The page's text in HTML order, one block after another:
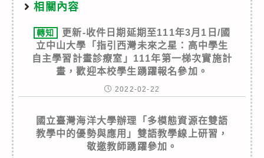
相關內容
轉知
更新-收件日期延期至111年3月1日/國
立中山大學「指引西灣未來之星：高中學生
自主學習計畫診療室」111年第一梯次實施計
畫，歡迎本校學生踴躍報名參加。
2022-02-22
國立臺灣海洋大學辦理「多模態資源在雙語
教學中的優勢與應用」雙語教學線上研習，
敬邀教師踴躍參加。